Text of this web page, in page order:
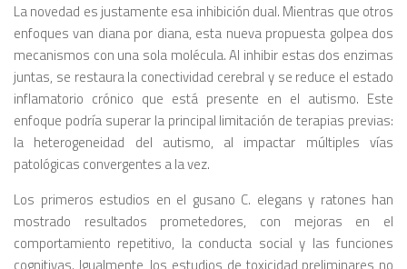
La novedad es justamente esa inhibición dual. Mientras que otros
enfoques van diana por diana, esta nueva propuesta golpea dos
mecanismos con una sola molécula. Al inhibir estas dos enzimas
juntas, se restaura la conectividad cerebral y se reduce el estado
inflamatorio crónico que está presente en el autismo. Este
enfoque podría superar la principal limitación de terapias previas:
la heterogeneidad del autismo, al impactar múltiples vías
patológicas convergentes a la vez.
Los primeros estudios en el gusano C. elegans y ratones han
mostrado resultados prometedores, con mejoras en el
comportamiento repetitivo, la conducta social y las funciones